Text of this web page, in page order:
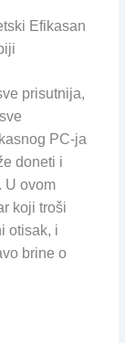
Efikasan
prisutnija,
PC-ja
doneti i
U ovom
koji troši
otisak, i
brine o